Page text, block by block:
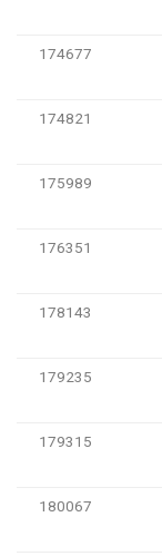
174677
174821
175989
176351
178143
179235
179315
180067